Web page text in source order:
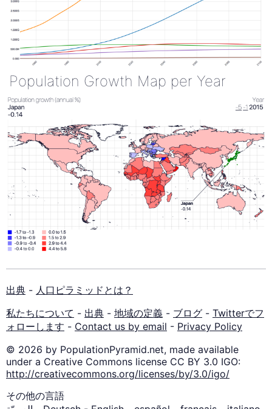
Population Growth Map per Year
出典 - 人口ピラミッドとは？
私たちについて - 出典 - 地域の定義 - ブログ - Twitterでフ
ォローします - Contact us by email - Privacy Policy
© 2026 by PopulationPyramid.net, made available
under a Creative Commons license CC BY 3.0 IGO:
http://creativecommons.org/licenses/by/3.0/igo/
その他の言語